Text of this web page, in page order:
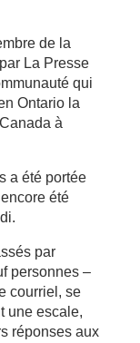
de la
La Presse
qui
Ontario la
à
a été portée
été
par
personnes –
courriel, se
une escale,
réponses aux